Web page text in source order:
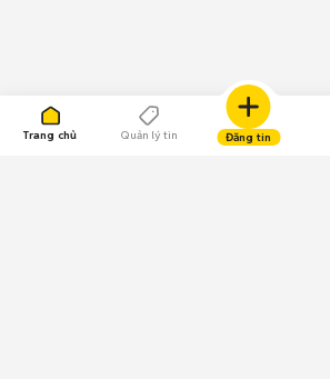
Trang chủ Quản lý tin Đăng tin